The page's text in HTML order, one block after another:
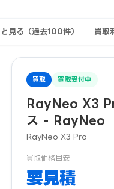
見る（過去100件） 買取
買取 買取受付中
RayNeo X3
ス - RayNeo
RayNeo X3 Pro
買取価格目安
要見積